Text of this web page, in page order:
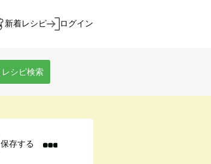
新着レシピ ログイン
レシピ検索
保存する